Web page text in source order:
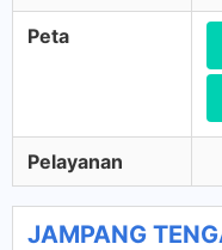
Peta
Pelayanan
JAMPANG